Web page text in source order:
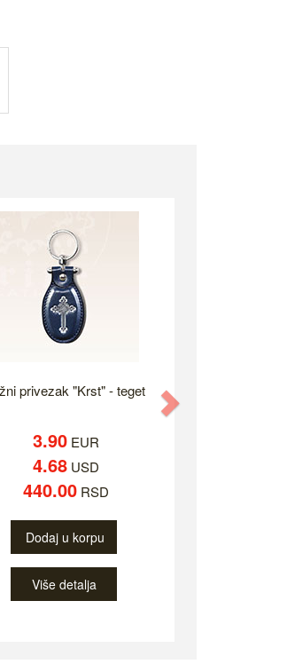
privezak "Krst" - teget
3.90 EUR
4.68 USD
440.00 RSD
Dodaj u korpu
Više detalja